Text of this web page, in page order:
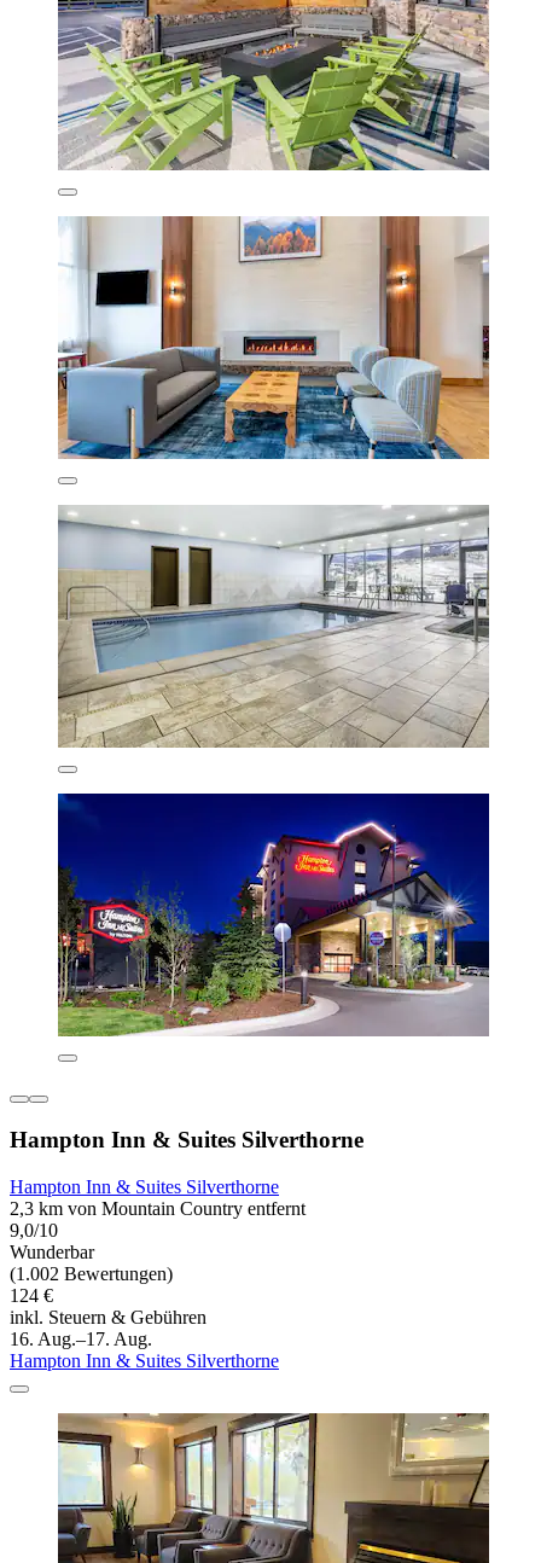
Hampton Inn & Suites Silverthorne
Hampton Inn & Suites Silverthorne
2,3 km von Mountain Country entfernt
9,0/10
Wunderbar
(1.002 Bewertungen)
124 €
inkl. Steuern & Gebühren
16. Aug.–17. Aug.
Hampton Inn & Suites Silverthorne